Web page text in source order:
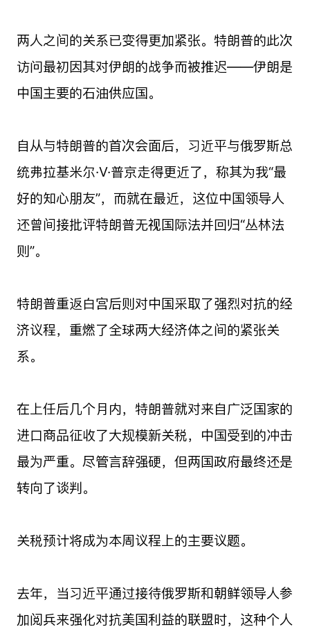
两人之间的关系已变得更加紧张。特朗普的此次
访问最初因其对伊朗的战争而被推迟——伊朗是
中国主要的石油供应国。
自从与特朗普的首次会面后，习近平与俄罗斯总
统弗拉基米尔·V·普京走得更近了，称其为我“最
好的知心朋友”，而就在最近，这位中国领导人
还曾间接批评特朗普无视国际法并回归“丛林法
则”。
特朗普重返白宫后则对中国采取了强烈对抗的经
济议程，重燃了全球两大经济体之间的紧张关
系。
在上任后几个月内，特朗普就对来自广泛国家的
进口商品征收了大规模新关税，中国受到的冲击
最为严重。尽管言辞强硬，但两国政府最终还是
转向了谈判。
关税预计将成为本周议程上的主要议题。
去年，当习近平通过接待俄罗斯和朝鲜领导人参
加阅兵来强化对抗美国利益的联盟时，这种个人